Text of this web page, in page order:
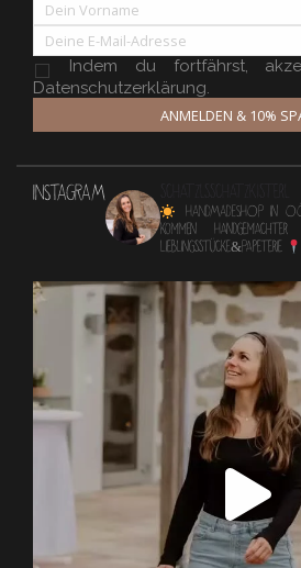
Indem du fortfährst,
Datenschutzerklärung.
ANMELDEN & 10%
INSTAGRAM
HANDMADESHOP in
kommen
Lieblingsstücke&Papeterie